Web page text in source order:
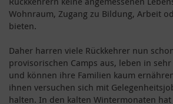
Wohnraum, Zugang zu Bildung, Arbeit
bieten.
Daher harren viele Rückkehrer nun
provisorischen Camps aus, leben in
und können ihre Familien kaum
ihnen versuchen sich mit
halten. In den kalten Wintermonaten hat